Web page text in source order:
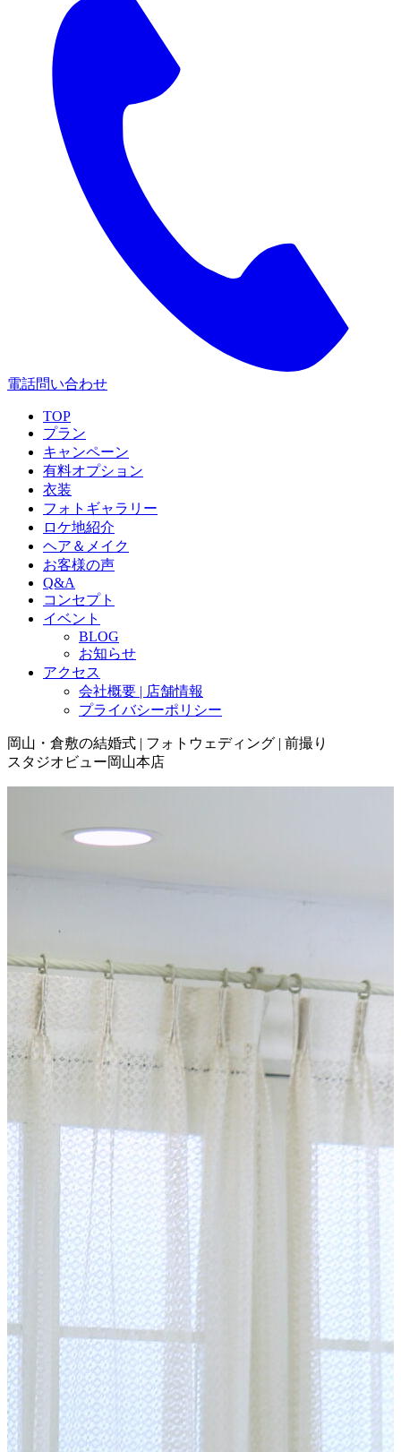
電話問い合わせ
TOP
プラン
キャンペーン
有料オプション
衣装
フォトギャラリー
ロケ地紹介
ヘア＆メイク
お客様の声
Q&A
コンセプト
イベント
BLOG
お知らせ
アクセス
会社概要 | 店舗情報
プライバシーポリシー
岡山・倉敷の結婚式 | フォトウェディング | 前撮り
スタジオビュー岡山本店